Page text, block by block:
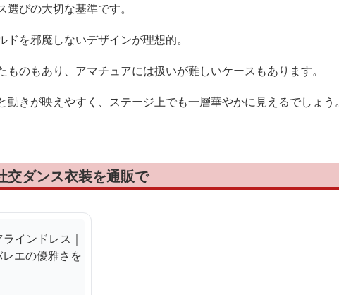
選びの大切な基準です。
を邪魔しないデザインが理想的。
のもあり、アマチュアには扱いが難しいケースもあります。
きが映えやすく、ステージ上でも一層華やかに見えるでしょう。
交ダンス衣装を通販で